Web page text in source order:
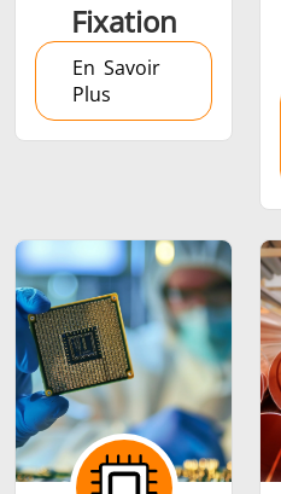
Fixation
En Savoir
Plus